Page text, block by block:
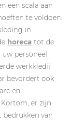
een scala aan
te voldoen.
in
horeca tot de
personeel
werkkledij
bevordert ook
en
er zijn
bedrukken van